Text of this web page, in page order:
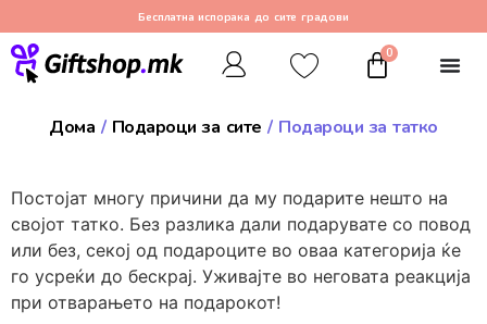
Бесплатна испорака до сите градови
0
Дома / Подароци за сите / Подароци за татко
Постојат многу причини да му подарите нешто на
својот татко. Без разлика дали подарувате со повод
или без, секој од подароците во оваа категорија ќе
го усреќи до бескрај. Уживајте во неговата реакција
при отварањето на подарокот!